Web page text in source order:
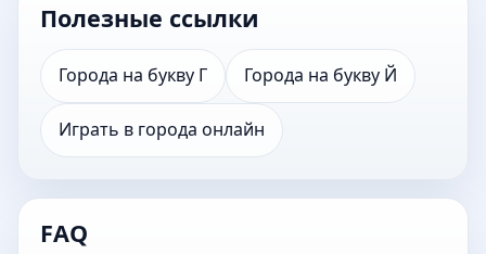
Полезные ссылки
Города на букву Г Города на букву Й
Играть в города онлайн
FAQ